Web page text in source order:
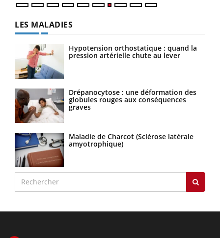
LES MALADIES
Hypotension orthostatique : quand la
pression artérielle chute au lever
Drépanocytose : une déformation des
globules rouges aux conséquences
graves
Maladie de Charcot (Sclérose latérale
amyotrophique)